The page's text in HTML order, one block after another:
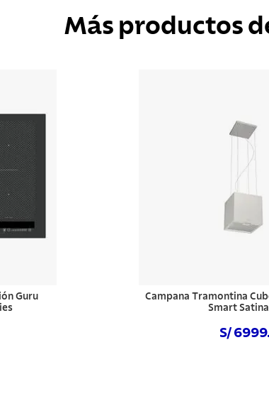
Más productos
Guru
Campana Tramontina
Smart
S/